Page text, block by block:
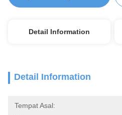
Detail Information
Detail Information
Tempat Asal: